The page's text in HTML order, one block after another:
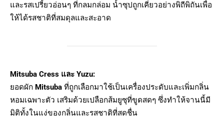
และรสเปรี้ยวอ่อนๆ ที่กลมกล่อม น้ำซุปถูกเคี่ยวอย่างพิถีพิถันเพื่อ
ให้ได้รสชาติที่สมดุลและสะอาด
Mitsuba Cress และ Yuzu:
ยอดผัก Mitsuba ที่ถูกเลือกมาใช้เป็นเครื่องประดับและเพิ่มกลิ่น
หอมเฉพาะตัว เสริมด้วยเปลือกส้มยูซุที่ขูดสดๆ ซึ่งทำให้จานนี้มี
มิติทั้งในแง่ของกลิ่นและรสชาติที่สดชื่น